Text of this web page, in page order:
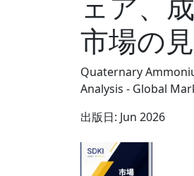
市場の
Quaternary
Analysis - Global
出版日: Jun 2026